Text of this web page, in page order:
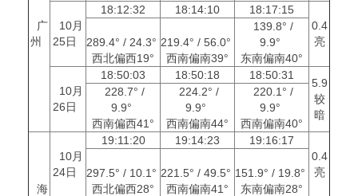
广
州
10月
25日
18:12:32 18:14:10
18:17:15
0.4
亮
289.4° / 24.3°
西北偏西19°
219.4° / 56.0°
西南偏南39°
139.8° /
9.9°
东南偏南40°
10月
26日
18:50:03 18:50:18 18:50:31
5.9
较
暗
228.7° /
9.9°
西南偏西41°
224.2° /
9.9°
西南偏南44°
220.1° /
9.9°
西南偏南40°
海
10月
24日
19:11:20 19:14:23
19:16:17
0.4
亮
297.5° / 10.1°
西北偏西28°
221.5° / 49.5°
西南偏南41°
151.9° / 19.8°
东南偏南28°